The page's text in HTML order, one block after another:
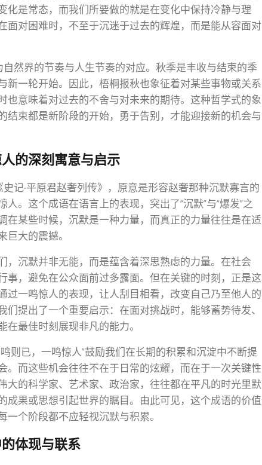
化是常态，而我们所要做的就是在变化中保持冷静与理
面对困难时，不至于沉迷于过去的辉煌，而是能从容面对
自然界的节奏与人生节奏的对应。秋季是丰收与结束的季
新一轮开始。因此，梧桐报秋也象征着对某些事物或关系
也意味着对过去的不舍与对未来的期待。这种哲学式的象
结束都是新阶段的开始，勇于告别，才能迎接新的机会与
的深刻寓意与启示
史记·平原君赵奢列传》，原意是形容赵奢那种沉默寡言的
。这个成语在语言上的表现，突出了“沉默”与“爆发”之
在某些时候，沉默是一种力量，而真正的力量往往是在适
巨大的震撼。
，沉默并非无能，而是蕴含着深思熟虑的力量。在社会
事，避免在公众面前过多露面。但在关键的时刻，正是这
过一鸣惊人的表现，让人刮目相看，改变自己乃至他人的
们提出了一个重要启示：在面对挑战时，能够蓄势待发、
最佳时刻展现非凡的能力。
则已，一鸣惊人”鼓励我们在长期的积累和沉淀中不断提
。而这些机会往往不在于日常的炫耀，而在于一次关键性
大的科学家、艺术家、政治家，往往都在平凡的时光里默
成果或思想引起世界的瞩目。由此可见，这个成语的价值
一个阶段都不应轻视沉默与积累。
体现与联系